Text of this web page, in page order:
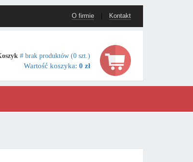
O firmie Kontakt
# brak produktów (0 szt.)
Wartość koszyka: 0 zł